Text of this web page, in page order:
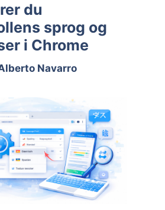
du
sprog og
i Chrome
Navarro